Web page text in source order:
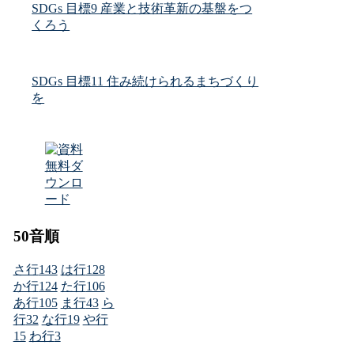
SDGs 目標9 産業と技術革新の基盤をつ
くろう
SDGs 目標11 住み続けられるまちづくり
を
50音順
さ行143 は行128
か行124 た行106
あ行105 ま行43 ら
行32 な行19 や行
15 わ行3